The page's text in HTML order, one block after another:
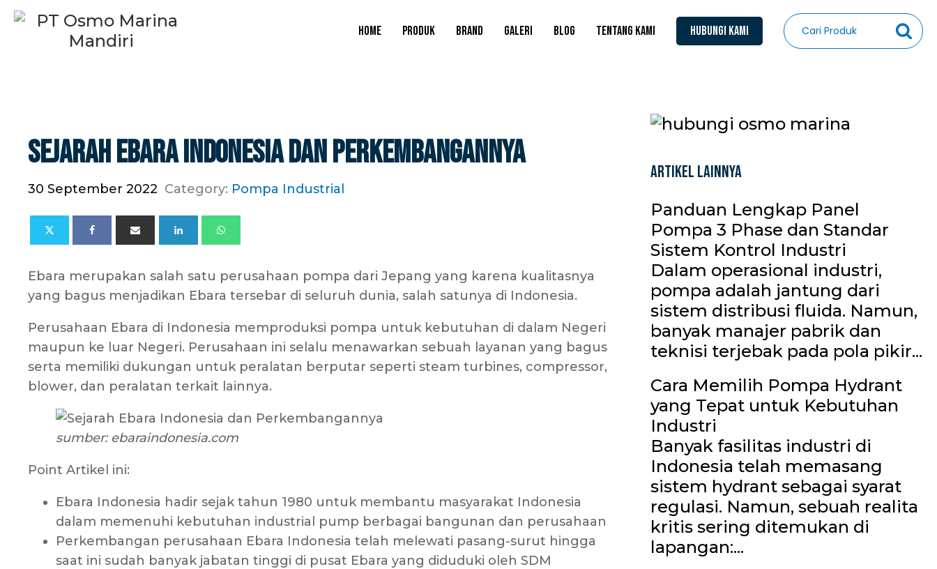
HOME PRODUK BRAND GALERI BLOG TENTANG KAMI HUBUNGI KAMI
Sejarah Ebara Indonesia Dan Perkembangannya
30 September 2022 Category: Pompa Industrial
Ebara merupakan salah satu perusahaan pompa dari Jepang yang karena kualitasnya
yang bagus menjadikan Ebara tersebar di seluruh dunia, salah satunya di Indonesia.
Perusahaan Ebara di Indonesia memproduksi pompa untuk kebutuhan di dalam Negeri
maupun ke luar Negeri. Perusahaan ini selalu menawarkan sebuah layanan yang bagus
serta memiliki dukungan untuk peralatan berputar seperti steam turbines, compressor,
blower, dan peralatan terkait lainnya.
sumber: ebaraindonesia.com
Point Artikel ini:
Ebara Indonesia hadir sejak tahun 1980 untuk membantu masyarakat Indonesia
dalam memenuhi kebutuhan industrial pump berbagai bangunan dan perusahaan
Perkembangan perusahaan Ebara Indonesia telah melewati pasang-surut hingga
saat ini sudah banyak jabatan tinggi di pusat Ebara yang diduduki oleh SDM
Artikel Lainnya
Panduan Lengkap Panel
Pompa 3 Phase dan Standar
Sistem Kontrol Industri
Dalam operasional industri,
pompa adalah jantung dari
sistem distribusi fluida. Namun,
banyak manajer pabrik dan
teknisi terjebak pada pola pikir...
Cara Memilih Pompa Hydrant
yang Tepat untuk Kebutuhan
Industri
Banyak fasilitas industri di
Indonesia telah memasang
sistem hydrant sebagai syarat
regulasi. Namun, sebuah realita
kritis sering ditemukan di
lapangan:...